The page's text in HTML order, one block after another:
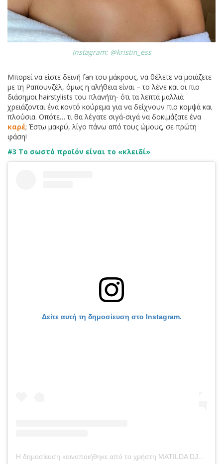
Instagram: @kristin_ess
Μπορεί να είστε δεινή fan του μάκρους, να θέλετε να μοιάζετε
με τη Ραπουνζέλ, όμως η αλήθεια είναι – το λένε και οι πιο
διάσημοι hairstylists του πλανήτη- ότι τα λεπτά μαλλιά
χρειάζονται ένα κοντό κούρεμα για να δείχνουν πιο κομψά και
πλούσια. Οπότε… τι θα λέγατε σιγά-σιγά να δοκιμάζατε ένα
καρέ; Έστω μακρύ, λίγο πάνω από τους ώμους, σε πρώτη
φάση!
#3 Το σωστό προϊόν είναι το «κλειδί»
Δείτε αυτή τη δημοσίευση στο Instagram.
Η δημοσίευση κοινοποιήθηκε από το χρήστη MATILDA DJERF (@matildadjerf)